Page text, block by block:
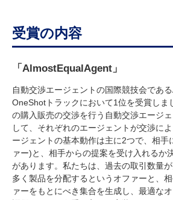
受賞の内容
「AlmostEqualAgent」
自動交渉エージェントの国際競技会であ
OneShotトラックにおいて1位を受賞しま
の購入販売の交渉を行う自動交渉エージ
して、それぞれのエージェントが交渉に
ージェントの基本動作は主に2つで、相手
ァー)と、相手からの提案を受け入れるか
があります。私たちは、過去の取引数量
多く製品を分配するというオファーと、
ァーをもとにべき集合を生成し、最適な